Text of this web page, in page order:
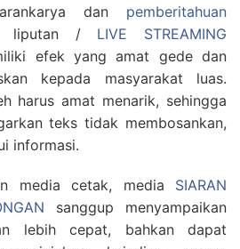
dan pemberitahuan
/ LIVE STREAMING
efek yang amat gede dan
kepada masyarakat luas.
harus amat menarik, sehingga
teks tidak membosankan,
informasi.
media cetak, media SIARAN
sanggup menyampaikan
lebih cepat, bahkan dapat